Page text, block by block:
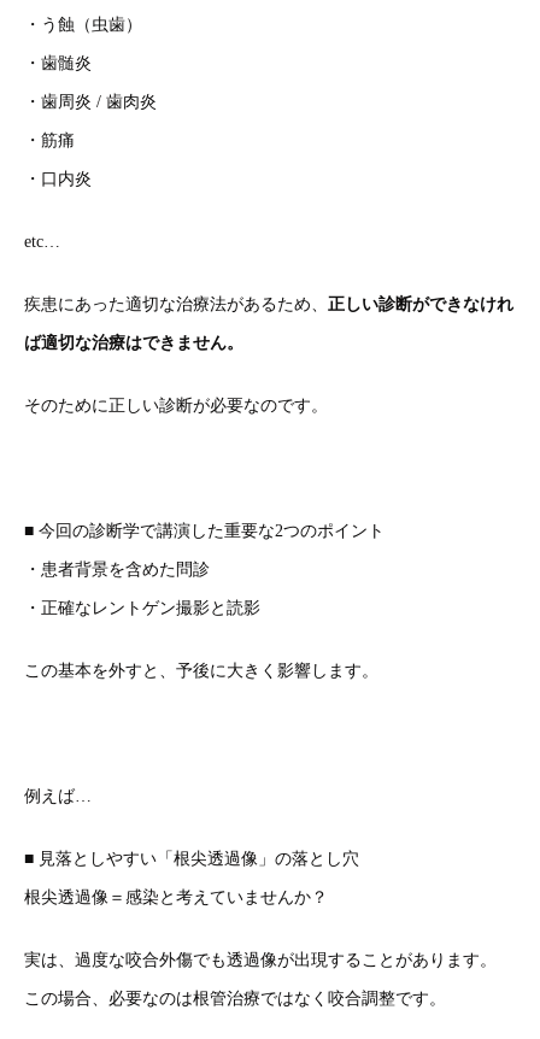
・う蝕（虫歯）
・歯髄炎
・歯周炎 / 歯肉炎
・筋痛
・口内炎
etc…
疾患にあった適切な治療法があるため、 正しい診断ができなけれ
ば適切な治療はできません。
そのために正しい診断が必要なのです。
■ 今回の診断学で講演した重要な2つのポイント
・患者背景を含めた問診
・正確なレントゲン撮影と読影
この基本を外すと、予後に大きく影響します。
例えば…
■ 見落としやすい「根尖透過像」の落とし穴
根尖透過像＝感染と考えていませんか？
実は、過度な咬合外傷でも透過像が出現することがあります。
この場合、必要なのは根管治療ではなく咬合調整です。